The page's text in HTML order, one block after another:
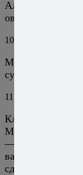
Алексей, можно
овощей и
10
Можно.
сушилке.
11 25
Класс! Как раз
Маринованные
— для меня это
ваш рецепт, как
сделаю!